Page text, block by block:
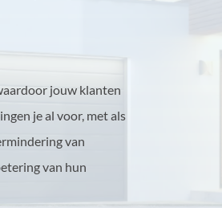
jouw klanten
je al voor, met als
van
van hun